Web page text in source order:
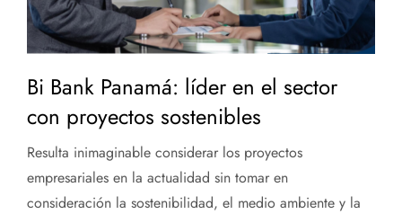
Bi Bank Panamá: líder en el sector
con proyectos sostenibles
Resulta inimaginable considerar los proyectos
empresariales en la actualidad sin tomar en
consideración la sostenibilidad, el medio ambiente y la